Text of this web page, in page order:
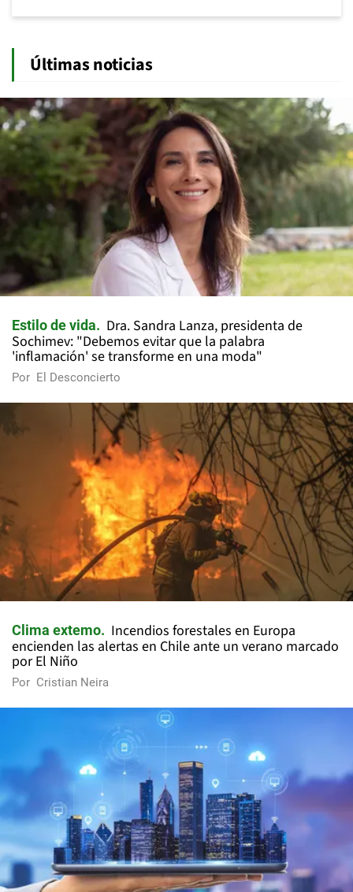
Últimas noticias
Estilo de vida
Dra. Sandra Lanza, presidenta de
Sochimev: "Debemos evitar que la palabra
'inflamación' se transforme en una moda"
Por El Desconcierto
Clima extemo
Incendios forestales en Europa
encienden las alertas en Chile ante un verano marcado
por El Niño
Por Cristian Neira